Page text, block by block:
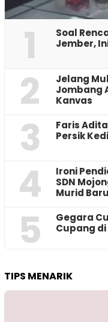
1
‎Soal
Jember,
2
Jelang
Jombang
Kanvas
3
Faris
Persik
4
Ironi
SDN
Murid Baru
5
‎Gegara
Cupang
TIPS MENARIK